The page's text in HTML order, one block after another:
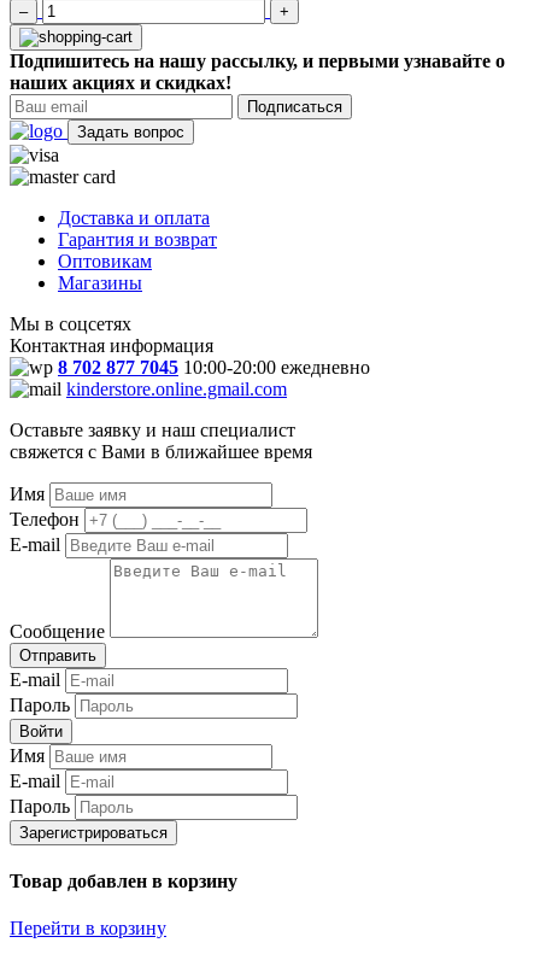
– +
Подпишитесь на нашу рассылку, и первыми узнавайте о
наших акциях и скидках!
Подписаться
Задать вопрос
Доставка и оплата
Гарантия и возврат
Оптовикам
Магазины
Мы в соцсетях
Контактная информация
8 702 877 7045 10:00-20:00 ежедневно
kinderstore.online.gmail.com
Оставьте заявку и наш специалист
свяжется с Вами в ближайшее время
Имя
Телефон
E-mail
Сообщение
Отправить
E-mail
Пароль
Войти
Имя
E-mail
Пароль
Зарегистрироваться
Товар добавлен в корзину
Перейти в корзину